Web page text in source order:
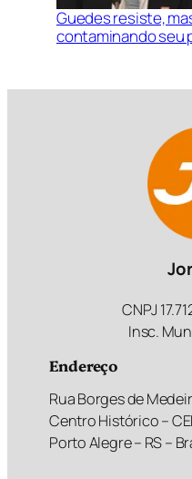
Guedes resiste,
contaminando seu
CNPJ
Insc.
Endereço
Rua Borges de
Centro Histórico –
Porto Alegre – RS –